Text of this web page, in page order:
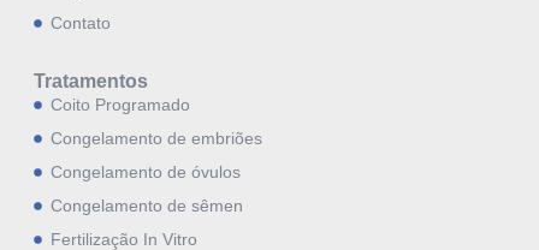
Contato
Tratamentos
Coito Programado
Congelamento de embriões
Congelamento de óvulos
Congelamento de sêmen
Fertilização In Vitro